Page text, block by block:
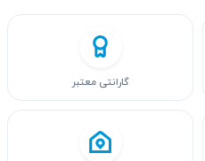
گارانتی معتبر